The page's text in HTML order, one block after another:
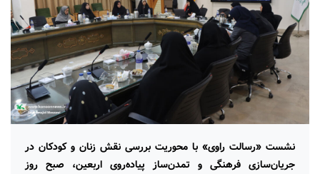
نشست «رسالت راوی» با محوریت بررسی نقش زنان و کودکان در
جریان‌سازی فرهنگی و تمدن‌ساز پیاده‌روی اربعین، صبح روز